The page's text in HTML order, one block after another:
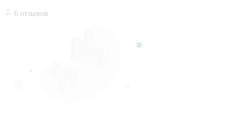
6 отзывов